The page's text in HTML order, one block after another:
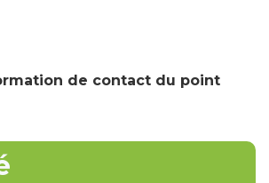
de contact du point